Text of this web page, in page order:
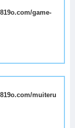
game-
muiteru